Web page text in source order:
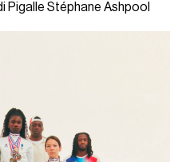
Pigalle Stéphane Ashpool